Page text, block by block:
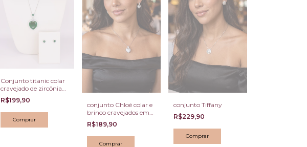
Conjunto titanic colar
cravejado de zircônia
com pedra verde,
acompanha o brinco
de coração
R$199,90
conjunto Chloé colar e
brinco cravejados em
zircônia
R$189,90
conjunto Tiffany
R$229,90